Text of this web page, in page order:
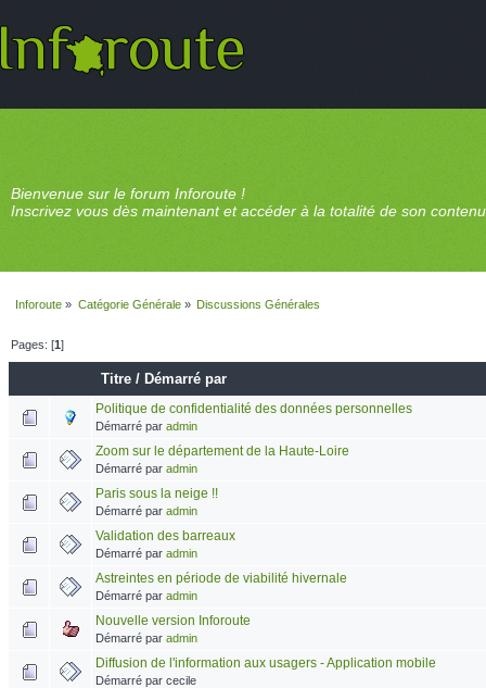
Bienvenue sur le forum Inforoute !
Inscrivez vous dès maintenant et accéder à la totalité de son
Inforoute » Catégorie Générale» Discussions Générales
Pages: [1]
Titre /Démarré par
Politique de confidentialité des données personnelles
Démarré par admin
Zoom sur le département de la Haute-Loire
Démarré par admin
Paris sous la neige !!
Démarré par admin
Validation des barreaux
Démarré par admin
Astreintes en période de viabilité hivernale
Démarré par admin
Nouvelle version Inforoute
Démarré par admin
Diffusion de l'information aux usagers - Application mobile
Démarré par cecile